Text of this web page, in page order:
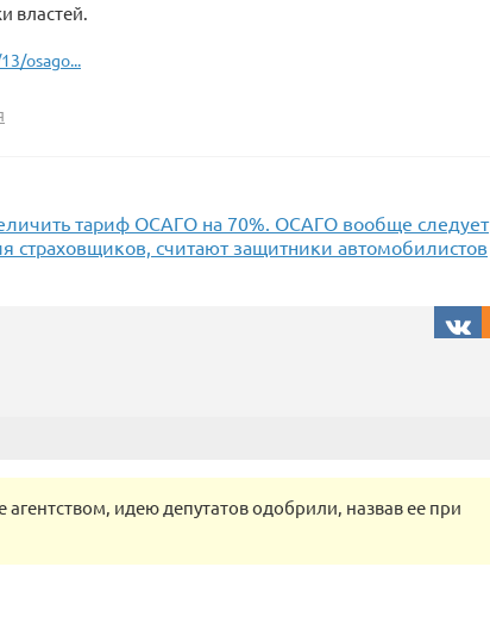
властей.
osago...
тариф ОСАГО на 70%. ОСАГО вообще следует
страховщиков, считают защитники автомобилистов
идею депутатов одобрили, назвав ее при